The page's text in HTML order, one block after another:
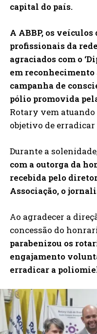
capital do país.
A ABBP, os veículos
profissionais da
agraciados com o
em
campanha de
pólio promovida
Rotary vem atuando
objetivo de erradicar
Durante a
com a outorga da
recebida pelo
Associação, o
Ao agradecer a
concessão do
parabenizou os
engajamento
erradicar a